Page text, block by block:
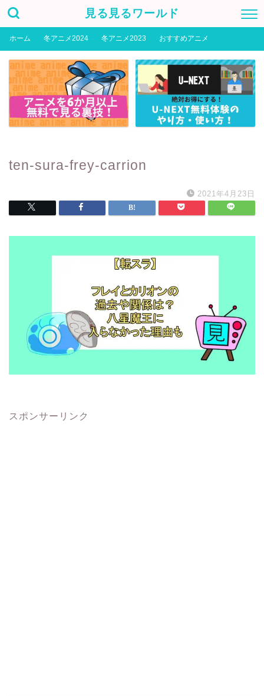
見る見るワールド
ホーム 冬アニメ2024 冬アニメ2023 おすすめアニメ
ten-sura-frey-carrion
2021年4月23日
スポンサーリンク